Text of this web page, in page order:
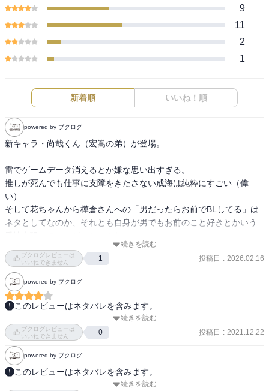
9
11
2
1
新着順 いいね！順
powered by ブクログ
新キャラ・尚哉くん（宏嵩の弟）が登場。
雷でゲームデータ消えるとか嫌な思い出すぎる。
推しが死んでも仕事に支障をきたさない成海は純粋にすごい（偉
い）
そして花ちゃんから樺倉さんへの「男だったらお前でBLしてる」は
ネタとしてなのか、それとも自身が男でもお前のこと好きとかいう
続きを読む
ブクログレビューは
いいねできません
1 投稿日 : 2026.02.16
powered by ブクログ
このレビューはネタバレを含みます。
異性登場、兄弟でしたというのはよくあるパターンだが
尚ちゃんのキャラは本当にのほほんとしていて癒やされる。
一見似ていないようでいてちゃんと兄弟の似方をしている見た目、
でも中身はなんと非オタという設定も良い。
元カレかと思って慌てる樺倉先輩がめちゃくちゃ良い人である。
続きを読む
ブクログレビューは
いいねできません
0 投稿日 : 2021.12.22
powered by ブクログ
このレビューはネタバレを含みます。
続きを読む